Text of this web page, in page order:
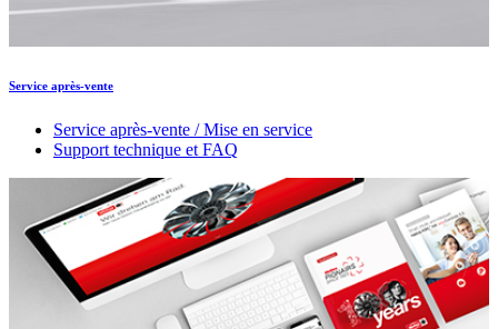
Service après-vente
Service après-vente / Mise en service
Support technique et FAQ